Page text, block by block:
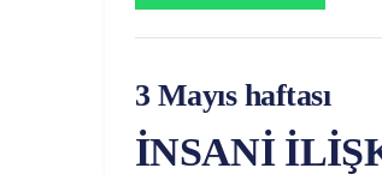
3 Mayıs haftası
İNSANİ